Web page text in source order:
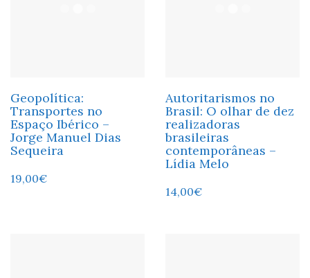
Geopolítica:
Transportes no
Espaço Ibérico –
Jorge Manuel Dias
Sequeira
19,00€
Autoritarismos no
Brasil: O olhar de dez
realizadoras
brasileiras
contemporâneas –
Lídia Melo
14,00€